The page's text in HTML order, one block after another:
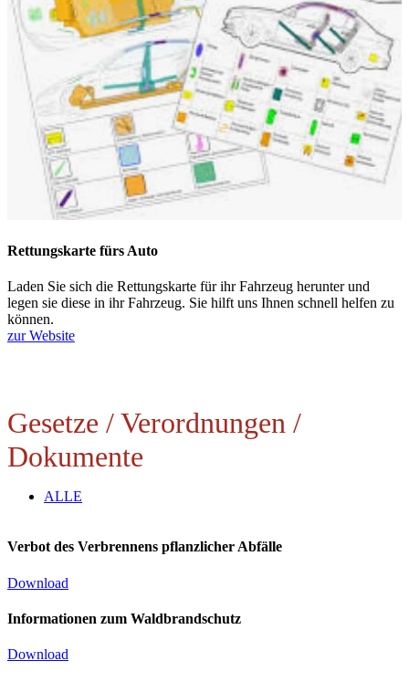
Rettungskarte fürs Auto
Laden Sie sich die Rettungskarte für ihr Fahrzeug herunter und
legen sie diese in ihr Fahrzeug. Sie hilft uns Ihnen schnell helfen zu
können.
zur Website
Gesetze / Verordnungen /
Dokumente
ALLE
Verbot des Verbrennens pflanzlicher Abfälle
Download
Informationen zum Waldbrandschutz
Download